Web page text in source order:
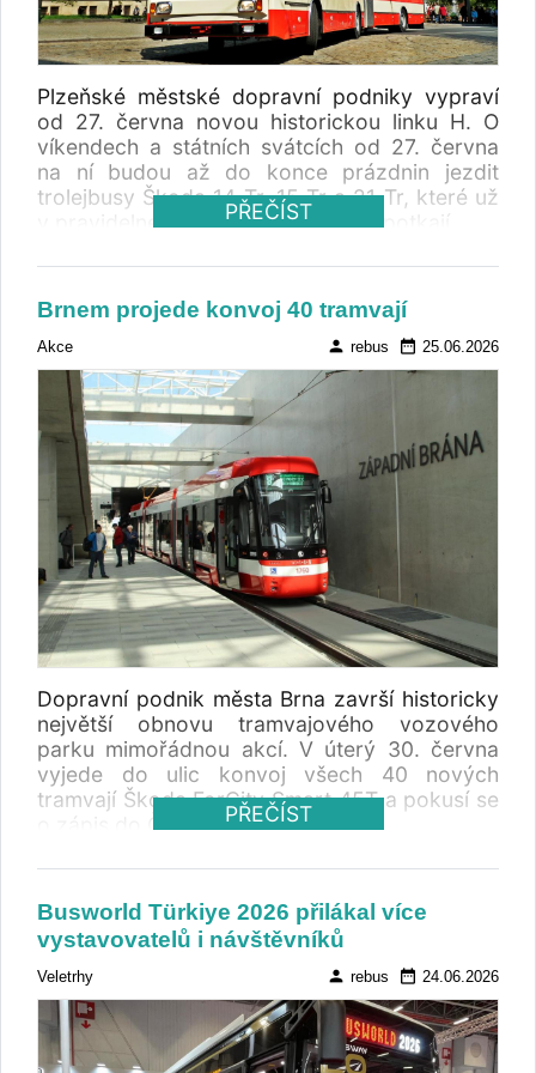
%). Červencový výsledek tak výrazně přispěl
k celkovému růstu trhu. Zatímco za prvních
sedm měsíců registrace meziročně vzrostly o
23,20 procenta, samotný červenec přinesl
meziroční růst o 56,06 procenta. Registrace
autobusů červenec 2025
Plzeňské městské dopravní podniky vypraví
od 27. června novou historickou linku H. O
víkendech a státních svátcích od 27. června
na ní budou až do konce prázdnin jezdit
trolejbusy Škoda 14 Tr, 15 Tr a 21 Tr, které už
v pravidelném provozu cestující nepotkají .
PŘEČÍST
Brnem projede konvoj 40 tramvají
Akce person rebus date_range 25.06.2026
Dopravní podnik města Brna završí historicky
největší obnovu tramvajového vozového
parku mimořádnou akcí. V úterý 30. června
vyjede do ulic konvoj všech 40 nových
tramvají Škoda ForCity Smart 45T a pokusí se
o zápis do České knihy rekordů.
PŘEČÍST
Busworld Türkiye 2026 přilákal více
vystavovatelů i návštěvníků
Veletrhy person rebus date_range 24.06.2026